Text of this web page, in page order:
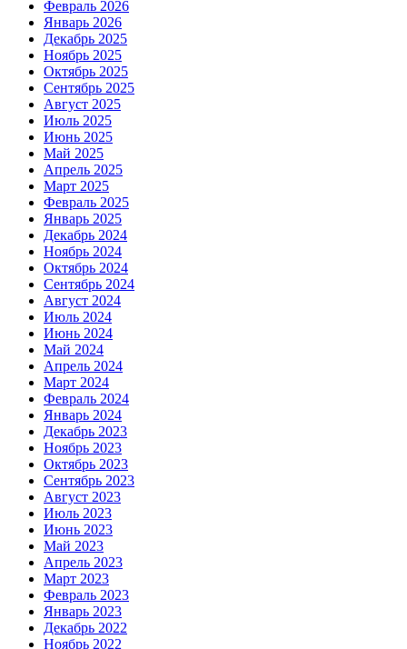
Февраль 2026
Январь 2026
Декабрь 2025
Ноябрь 2025
Октябрь 2025
Сентябрь 2025
Август 2025
Июль 2025
Июнь 2025
Май 2025
Апрель 2025
Март 2025
Февраль 2025
Январь 2025
Декабрь 2024
Ноябрь 2024
Октябрь 2024
Сентябрь 2024
Август 2024
Июль 2024
Июнь 2024
Май 2024
Апрель 2024
Март 2024
Февраль 2024
Январь 2024
Декабрь 2023
Ноябрь 2023
Октябрь 2023
Сентябрь 2023
Август 2023
Июль 2023
Июнь 2023
Май 2023
Апрель 2023
Март 2023
Февраль 2023
Январь 2023
Декабрь 2022
Ноябрь 2022